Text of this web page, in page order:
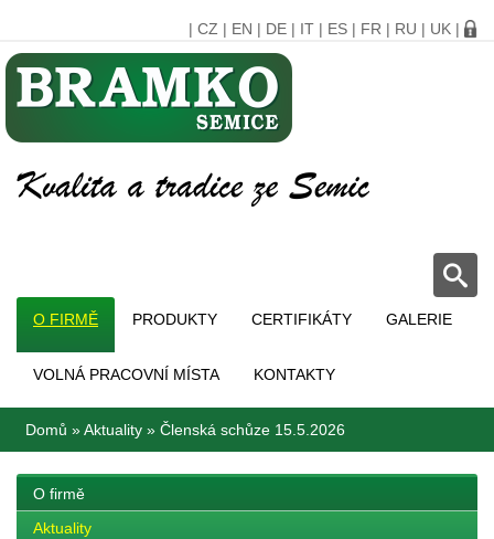
| CZ | EN | DE | IT | ES | FR | RU | UK |
O FIRMĚ PRODUKTY CERTIFIKÁTY GALERIE
VOLNÁ PRACOVNÍ MÍSTA KONTAKTY
Domů »Aktuality » Členská schůze 15.5.2026
O firmě
Aktuality